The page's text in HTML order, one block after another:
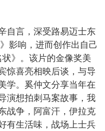
自言，深受路易迈士东
影响，进而创作出自己
》。该片的金像奖美
惊喜亮相映后谈，与导
学。奚仲文分享当年在
演想拍刺马案故事，我
战争，阿富汗，伊拉克
有生活味，战场上士兵